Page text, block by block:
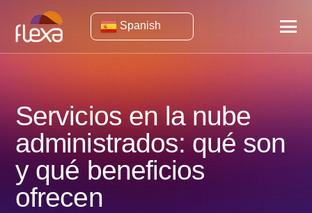
Spanish
Servicios en la nube
administrados: qué son
y qué beneficios
ofrecen